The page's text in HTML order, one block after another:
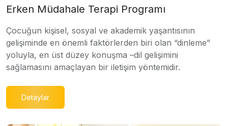
Erken Müdahale Terapi Programı
Çocuğun kişisel, sosyal ve akademik yaşantısının
gelişiminde en önemli faktörlerden biri olan “dinleme”
yoluyla, en üst düzey konuşma –dil gelişimini
sağlamasını amaçlayan bir iletişim yöntemidir.
Detaylar